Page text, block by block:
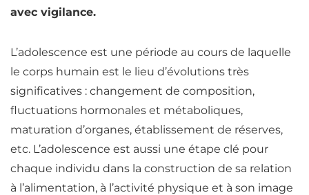
avec vigilance.
L’adolescence est une période au cours de laquelle
le corps humain est le lieu d’évolutions très
significatives : changement de composition,
fluctuations hormonales et métaboliques,
maturation d’organes, établissement de réserves,
etc. L’adolescence est aussi une étape clé pour
chaque individu dans la construction de sa relation
à l’alimentation, à l’activité physique et à son image